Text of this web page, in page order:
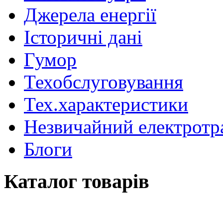
Джерела енергії
Історичні дані
Гумор
Техобслуговування
Тех.характеристики
Незвичайний
Блоги
Каталог товарів